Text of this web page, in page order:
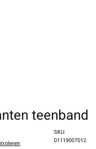
teenband
SKU:
01119007012